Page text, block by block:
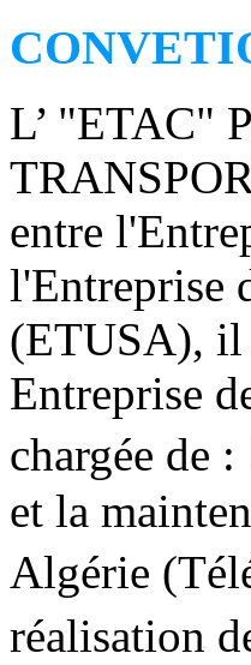
L’ "ETAC"
entre
l'Entreprise
(ETUSA), il
Entreprise
chargée de
et la
Algérie
réalisation